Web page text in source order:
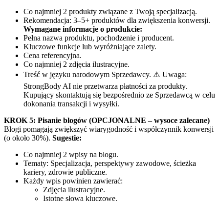
Co najmniej 2 produkty związane z Twoją specjalizacją.
Rekomendacja: 3–5+ produktów dla zwiększenia konwersji.
Wymagane informacje o produkcie:
Pełna nazwa produktu, pochodzenie i producent.
Kluczowe funkcje lub wyróżniające zalety.
Cena referencyjna.
Co najmniej 2 zdjęcia ilustracyjne.
Treść w języku narodowym Sprzedawcy. ⚠️ Uwaga:
StrongBody AI nie przetwarza płatności za produkty.
Kupujący skontaktują się bezpośrednio ze Sprzedawcą w celu
dokonania transakcji i wysyłki.
KROK 5: Pisanie blogów (OPCJONALNE – wysoce zalecane)
Blogi pomagają zwiększyć wiarygodność i współczynnik konwersji
(o około 30%). Sugestie:
Co najmniej 2 wpisy na blogu.
Tematy: Specjalizacja, perspektywy zawodowe, ścieżka
kariery, zdrowie publiczne.
Każdy wpis powinien zawierać:
Zdjęcia ilustracyjne.
Istotne słowa kluczowe.